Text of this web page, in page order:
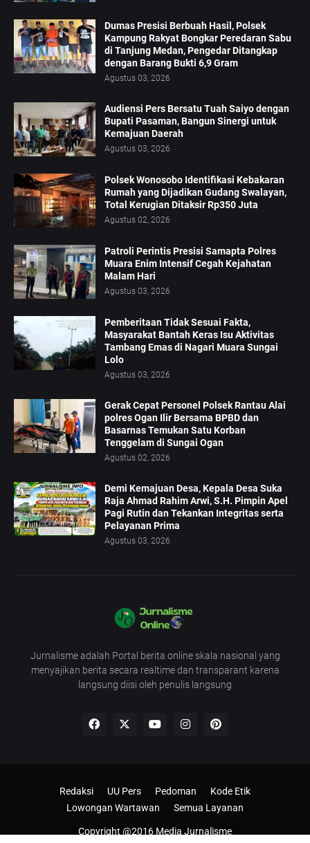
Dumas Presisi Berbuah Hasil, Polsek
Kampung Rakyat Bongkar Peredaran Sabu
di Tanjung Medan, Pengedar Ditangkap
dengan Barang Bukti 6,9 Gram
Agustus 03, 2026
Audiensi Pers Bersatu Tuah Saiyo dengan
Bupati Pasaman, Bangun Sinergi untuk
Kemajuan Daerah
Agustus 03, 2026
Polsek Wonosobo Identifikasi Kebakaran
Rumah yang Dijadikan Gudang Swalayan,
Total Kerugian Ditaksir Rp350 Juta
Agustus 02, 2026
Patroli Perintis Presisi Samapta Polres
Muara Enim Intensif Cegah Kejahatan
Malam Hari
Agustus 03, 2026
Pemberitaan Tidak Sesuai Fakta,
Masyarakat Bantah Keras Isu Aktivitas
Tambang Emas di Nagari Muara Sungai
Lolo
Agustus 03, 2026
Gerak Cepat Personel Polsek Rantau Alai
polres Ogan Ilir Bersama BPBD dan
Basarnas Temukan Satu Korban
Tenggelam di Sungai Ogan
Agustus 02, 2026
Demi Kemajuan Desa, Kepala Desa Suka
Raja Ahmad Rahim Arwi, S.H. Pimpin Apel
Pagi Rutin dan Tekankan Integritas serta
Pelayanan Prima
Agustus 03, 2026
Jurnalisme adalah Portal berita online skala nasional yang
menyajikan berita secara realtime dan transparant karena
langsung diisi oleh penulis langsung
Copyright @2016 Media Jurnalisme
Redaksi UU Pers Pedoman
Kode Etik
Lowongan Wartawan
Semua Layanan